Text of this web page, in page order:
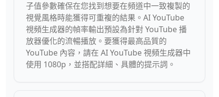
子值參數確保在您找到想要在頻道中一致複製的
視覺風格時能獲得可重複的結果。AI YouTube
視頻生成器的幀率輸出預設為針對 YouTube 播
放器優化的流暢播放。要獲得最高品質的
YouTube 內容，請在 AI YouTube 視頻生成器中
使用 1080p，並搭配詳細、具體的提示詞。